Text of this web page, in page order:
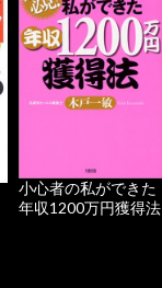
小心者の私ができた
年収1200万円獲得法